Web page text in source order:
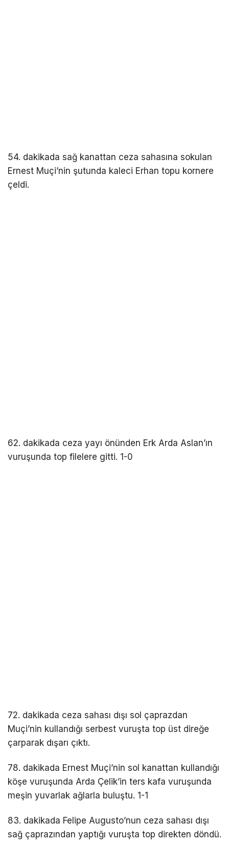
54. dakikada sağ kanattan ceza sahasına sokulan
Ernest Muçi’nin şutunda kaleci Erhan topu kornere
çeldi.
62. dakikada ceza yayı önünden Erk Arda Aslan’ın
vuruşunda top filelere gitti. 1-0
72. dakikada ceza sahası dışı sol çaprazdan
Muçi’nin kullandığı serbest vuruşta top üst direğe
çarparak dışarı çıktı.
78. dakikada Ernest Muçi’nin sol kanattan kullandığı
köşe vuruşunda Arda Çelik’in ters kafa vuruşunda
meşin yuvarlak ağlarla buluştu. 1-1
83. dakikada Felipe Augusto’nun ceza sahası dışı
sağ çaprazından yaptığı vuruşta top direkten döndü.